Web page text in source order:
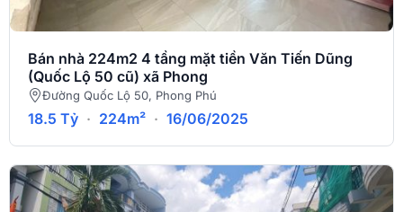
Bán nhà 224m2 4 tầng mặt tiền Văn Tiến Dũng
(Quốc Lộ 50 cũ) xã Phong
Đường Quốc Lộ 50, Phong Phú
18.5 Tỷ · 224m² · 16/06/2025